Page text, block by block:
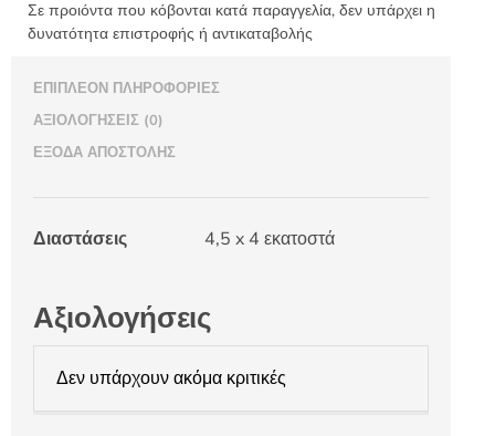
Σε προιόντα που κόβονται κατά παραγγελία, δεν υπάρχει η
δυνατότητα επιστροφής ή αντικαταβολής
ΕΠΙΠΛΈΟΝ ΠΛΗΡΟΦΟΡΊΕΣ
ΑΞΙΟΛΟΓΉΣΕΙΣ (0)
ΈΞΟΔΑ ΑΠΟΣΤΟΛΉΣ
Διαστάσεις 4,5 x 4 εκατοστά
Αξιολογήσεις
Δεν υπάρχουν ακόμα κριτικές